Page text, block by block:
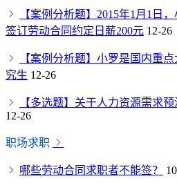
【案例分析题】2015年1月1日
签订劳动合同约定日薪200元 12-26
【案例分析题】小罗是国内重
究生 12-26
【多选题】关于人力资源需求
12-26
职场求职
哪些劳动合同求职者不能签？